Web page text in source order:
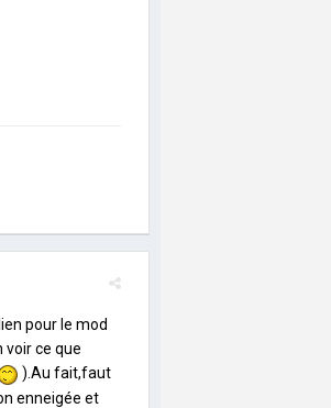
pour le mod
voir ce que
).Au fait,faut
enneigée et